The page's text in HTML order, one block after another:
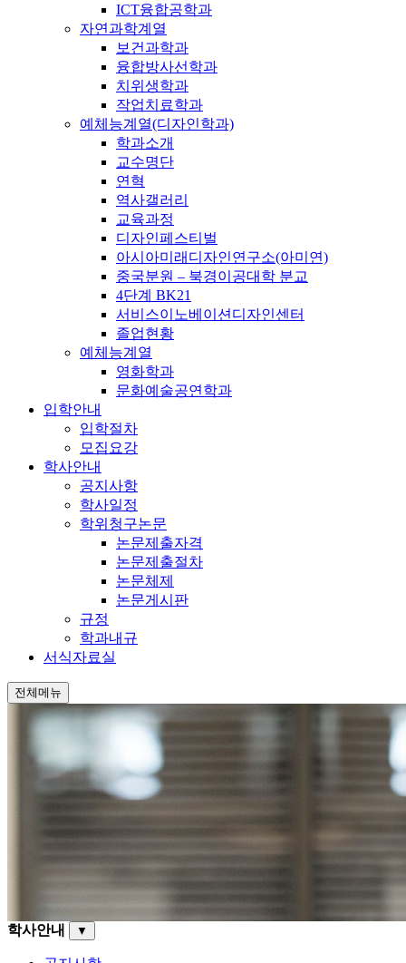
ICT융합공학과
자연과학계열
보건과학과
융합방사선학과
치위생학과
작업치료학과
예체능계열(디자인학과)
학과소개
교수명단
연혁
역사갤러리
교육과정
디자인페스티벌
아시아미래디자인연구소(아미연)
중국분원 – 북경이공대학 분교
4단계 BK21
서비스이노베이션디자인센터
졸업현황
예체능계열
영화학과
문화예술공연학과
입학안내
입학절차
모집요강
학사안내
공지사항
학사일정
학위청구논문
논문제출자격
논문제출절차
논문체제
논문게시판
규정
학과내규
서식자료실
전체메뉴
학사안내 ▼